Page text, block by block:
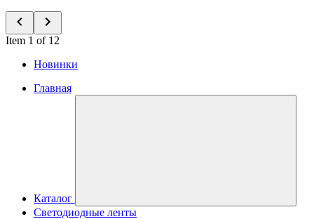
Item 1 of 12
Новинки
Главная
Каталог
Светодиодные ленты